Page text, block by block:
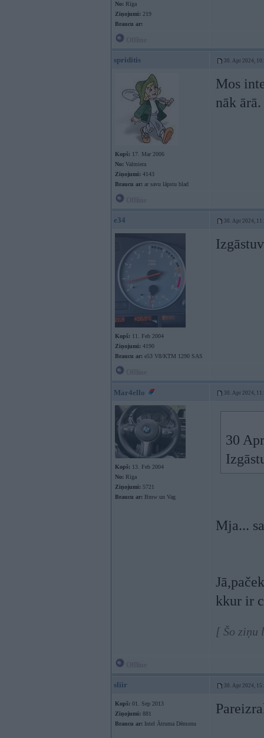
No: Rīga
Ziņojumi: 219
Braucu ar:
spriditis 30. Apr 2024,
Kopš: 17. Mar 2006
No: Valmiera
Ziņojumi: 4143
Braucu ar: ar savu lāpstu blad
Mos
nāk ārā.
e34 30. Apr 2024,
Kopš: 11. Feb 2004
Ziņojumi: 4190
Braucu ar: e53 V8/KTM 1290 SAS
Mar4ello 30. Apr 2024,
Kopš: 13. Feb 2004
No: Rīga
Ziņojumi: 5721
Braucu ar: Bmw un Vag
30
Mja...
kkur ir
[ Šo ziņu
sliir 30. Apr 2024,
Kopš: 01. Sep 2013
Ziņojumi: 881
Braucu ar: Intel Ātruma Dēmonu